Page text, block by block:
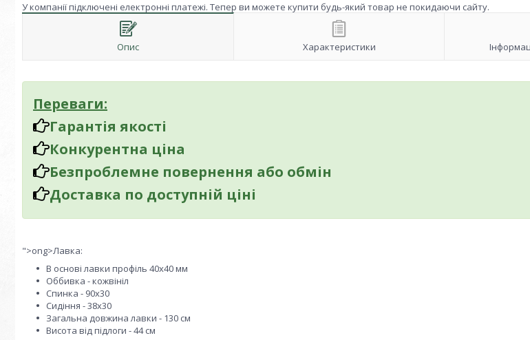
У компанії підключені електронні платежі. Тепер ви можете купити будь-який товар не покидаючи сайту.
Опис Характеристики
Переваги:
Гарантія якості
Конкурентна ціна
Безпроблемне повернення або обмін
Доставка по доступній ціні
">ong>Лавка:
В основі лавки профіль 40х40 мм
Оббивка - кожвініл
Спинка - 90х30
Сидіння - 38х30
Загальна довжина лавки - 130 см
Висота від підлоги - 44 см